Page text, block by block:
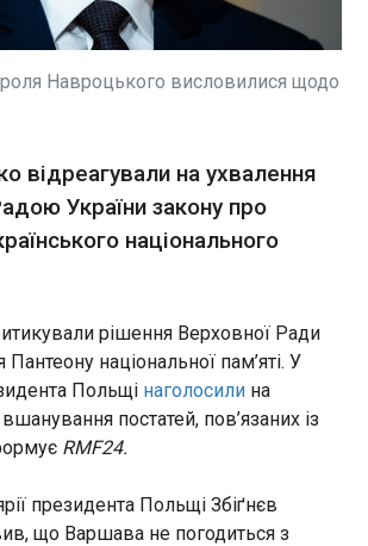
який запланували на 7-8
липня, відбудеться засідання
Ради Україна-НАТО на рівні
НАТО Басат Озтюрк, передає
«Європейська правда» .
по Харкову, є загиблі та
його словами, у Київському
поцілили у приватний
- їхня кількість і стан
в яких країнах
уповноважені омбудсмана
Навроцького висловилися щодо
відреагували на ухвалення
України закону про
національного
рішення Верховної Ради
національної пам’яті. У
Польщі наголосили на
постатей, пов’язаних із
RMF24.
президента Польщі Збіґнєв
що Варшава не погодиться з